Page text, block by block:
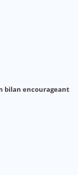
bilan encourageant